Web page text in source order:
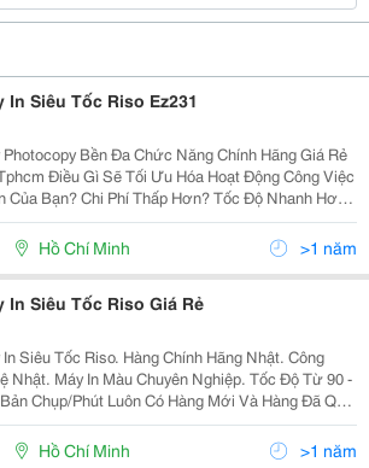
In Siêu Tốc Riso Ez231
Photocopy Bền Đa Chức Năng Chính Hãng Giá Rẻ
Ưu Hóa Hoạt Động Công Việc
Phí Thấp Hơn? Tốc Độ Nhanh Hơn?
Hình Ảnh Cao Hơn? Dòng Riso Ez Sao
Kỹ Thuật Số Cung Cấp Chi Phí Vận...
Hồ Chí Minh >1 năm
In Siêu Tốc Riso Giá Rẻ
Tốc Riso. Hàng Chính Hãng Nhật. Công
Chuyên Nghiệp. Tốc Độ Từ 90 -
Phút Luôn Có Hàng Mới Và Hàng Đã Qua
Sử Dụng. Tuổi Thọ Vật Tư Siêu Bền
Hồ Chí Minh >1 năm